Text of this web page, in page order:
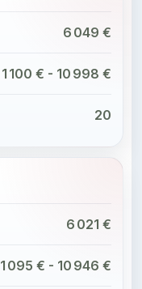
6 049 €
1 100 € - 10 998 €
20
6 021 €
1 095 € - 10 946 €